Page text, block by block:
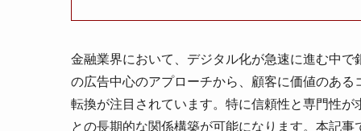
金融業界において、デジタル化が急速に進む中
の広告中心のアプローチから、顧客に価値のあ
転換が注目されています。特に信頼性と専門性
との長期的な関係構築が可能になります。本記